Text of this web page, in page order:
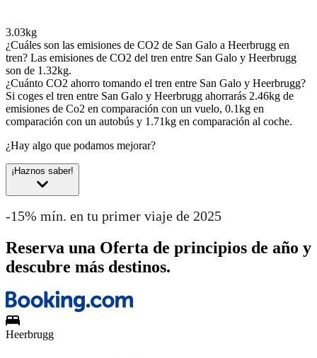
3.03kg
¿Cuáles son las emisiones de CO2 de San Galo a Heerbrugg en
tren? Las emisiones de CO2 del tren entre San Galo y Heerbrugg
son de 1.32kg.
¿Cuánto CO2 ahorro tomando el tren entre San Galo y Heerbrugg?
Si coges el tren entre San Galo y Heerbrugg ahorrarás 2.46kg de
emisiones de Co2 en comparación con un vuelo, 0.1kg en
comparación con un autobús y 1.71kg en comparación al coche.
¿Hay algo que podamos mejorar?
¡Haznos saber!
-15% mín. en tu primer viaje de 2025
Reserva una Oferta de principios de año y
descubre más destinos.
Heerbrugg